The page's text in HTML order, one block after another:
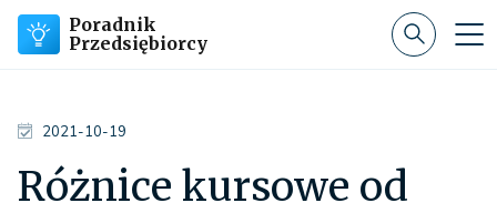
Poradnik
Przedsiębiorcy
2021-10-19
Różnice kursowe od